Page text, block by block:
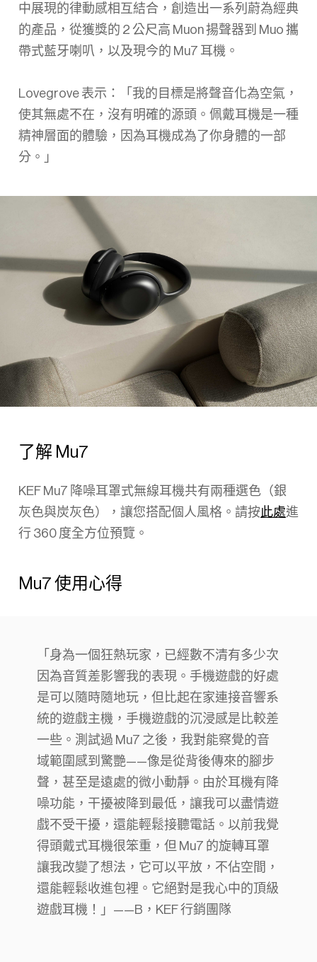
中展現的律動感相互結合，創造出一系列蔚為經典
的產品，從獲獎的 2 公尺高 Muon 揚聲器到 Muo 攜
帶式藍牙喇叭，以及現今的 Mu7 耳機。
Lovegrove 表示：「我的目標是將聲音化為空氣，
使其無處不在，沒有明確的源頭。佩戴耳機是一種
精神層面的體驗，因為耳機成為了你身體的一部
分。」
了解 Mu7
KEF Mu7 降噪耳罩式無線耳機共有兩種選色（銀
灰色與炭灰色），讓您搭配個人風格。請按 此處進
行 360 度全方位預覽。
Mu7 使用心得
「身為一個狂熱玩家，已經數不清有多少次
因為音質差影響我的表現。手機遊戲的好處
是可以隨時隨地玩，但比起在家連接音響系
統的遊戲主機，手機遊戲的沉浸感是比較差
一些。測試過 Mu7 之後，我對能察覺的音
域範圍感到驚艷——像是從背後傳來的腳步
聲，甚至是遠處的微小動靜。由於耳機有降
噪功能，干擾被降到最低，讓我可以盡情遊
戲不受干擾，還能輕鬆接聽電話。以前我覺
得頭戴式耳機很笨重，但 Mu7 的旋轉耳罩
讓我改變了想法，它可以平放，不佔空間，
還能輕鬆收進包裡。它絕對是我心中的頂級
遊戲耳機！」——B，KEF 行銷團隊